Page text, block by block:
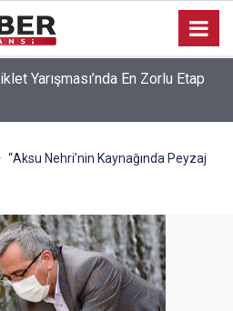
Yarışması’nda En Zorlu Etap
“Aksu Nehri’nin Kaynağında Peyzaj